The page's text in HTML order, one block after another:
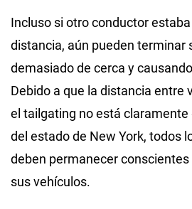
Incluso si otro conductor
distancia, aún pueden terminar
demasiado de cerca y
Debido a que la distancia entre
el tailgating no está claramente
del estado de New York, todos
deben permanecer conscientes
sus vehículos.